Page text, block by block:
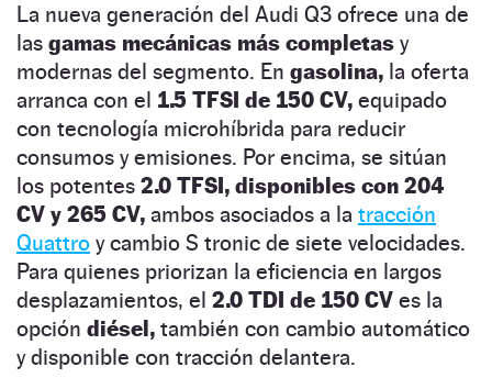
La nueva generación del Audi Q3 ofrece una de
las gamas mecánicas más completas y
modernas del segmento. En gasolina, la oferta
arranca con el 1.5 TFSI de 150 CV, equipado
con tecnología microhíbrida para reducir
consumos y emisiones. Por encima, se sitúan
los potentes 2.0 TFSI, disponibles con 204
CV y 265 CV, ambos asociados a la tracción
Quattro y cambio S tronic de siete velocidades.
Para quienes priorizan la eficiencia en largos
desplazamientos, el 2.0 TDI de 150 CV es la
opción diésel, también con cambio automático
y disponible con tracción delantera.